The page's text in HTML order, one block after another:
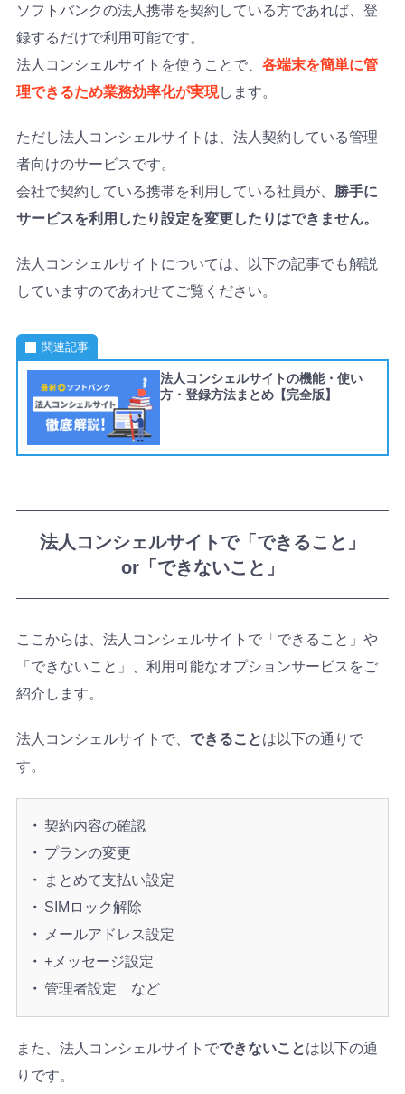
ソフトバンクの法人携帯を契約している方であれば、登
録するだけで利用可能です。
法人コンシェルサイトを使うことで、 各端末を簡単に管
理できるため業務効率化が実現します。
ただし法人コンシェルサイトは、法人契約している管理
者向けのサービスです。
会社で契約している携帯を利用している社員が、 勝手に
サービスを利用したり設定を変更したりはできません。
法人コンシェルサイトについては、以下の記事でも解説
していますのであわせてご覧ください。
関連記事
法人コンシェルサイトの機能・使い
方・登録方法まとめ【完全版】
法人コンシェルサイトで「できること」
or「できないこと」
ここからは、法人コンシェルサイトで「できること」や
「できないこと」、利用可能なオプションサービスをご
紹介します。
法人コンシェルサイトで、 できることは以下の通りで
す。
契約内容の確認
プランの変更
まとめて支払い設定
SIMロック解除
メールアドレス設定
+メッセージ設定
管理者設定 など
また、法人コンシェルサイトでできないことは以下の通
りです。